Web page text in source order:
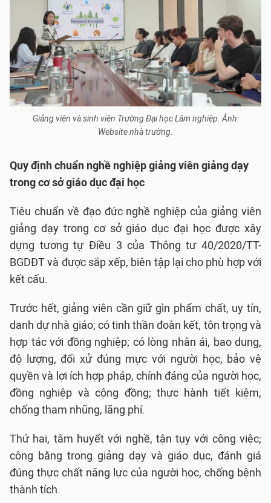
Giảng viên và sinh viên Trường Đại học Lâm nghiệp. Ảnh:
Website nhà trường.
Quy định chuẩn nghề nghiệp giảng viên giảng dạy
trong cơ sở giáo dục đại học
Tiêu chuẩn về đạo đức nghề nghiệp của giảng viên
giảng dạy trong cơ sở giáo dục đại học được xây
dựng tương tự Điều 3 của Thông tư 40/2020/TT-
BGDĐT và được sắp xếp, biên tập lại cho phù hợp với
kết cấu.
Trước hết, giảng viên cần giữ gìn phẩm chất, uy tín,
danh dự nhà giáo; có tinh thần đoàn kết, tôn trọng và
hợp tác với đồng nghiệp; có lòng nhân ái, bao dung,
độ lượng, đối xử đúng mực với người học, bảo vệ
quyền và lợi ích hợp pháp, chính đáng của người học,
đồng nghiệp và cộng đồng; thực hành tiết kiệm,
chống tham nhũng, lãng phí.
Thứ hai, tâm huyết với nghề, tận tụy với công việc;
công bằng trong giảng dạy và giáo dục, đánh giá
đúng thực chất năng lực của người học, chống bệnh
thành tích.